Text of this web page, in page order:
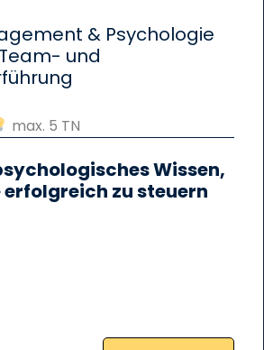
& Psychologie
und
max. 5 TN
Wissen,
erfolgreich zu steuern